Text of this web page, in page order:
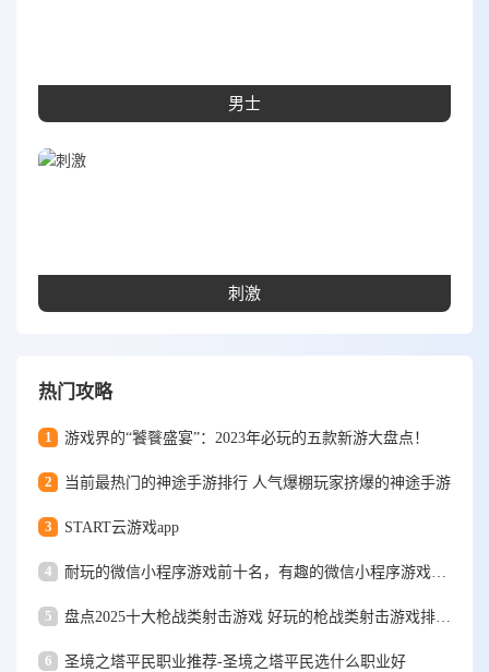
男士
刺激
热门攻略
1 游戏界的“饕餮盛宴”：2023年必玩的五款新游大盘点！
2 当前最热门的神途手游排行 人气爆棚玩家挤爆的神途手游
3 START云游戏app
4 耐玩的微信小程序游戏前十名，有趣的微信小程序游戏推荐2025
5 盘点2025十大枪战类射击游戏 好玩的枪战类射击游戏排行榜top10
6 圣境之塔平民职业推荐-圣境之塔平民选什么职业好